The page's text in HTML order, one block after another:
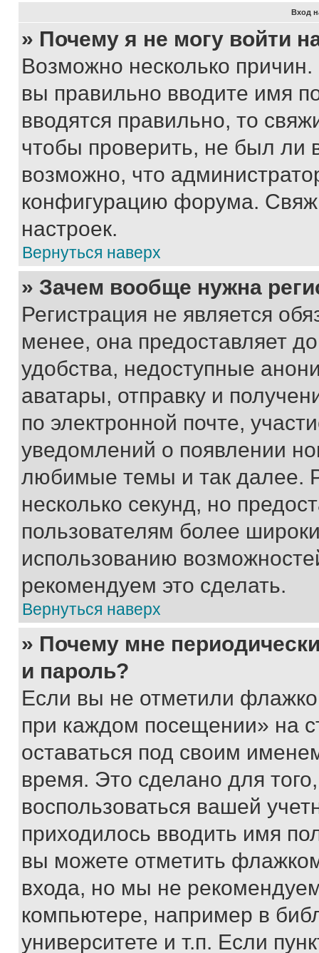
Вход
» Почему я не могу войти
Возможно несколько
вы правильно вводите имя
вводятся правильно, то
чтобы проверить, не был ли
возможно, что
конфигурацию форума.
настроек.
Вернуться наверх
» Зачем вообще нужна
Регистрация не является
менее, она предоставляет
удобства, недоступные
аватары, отправку и
по электронной почте,
уведомлений о появлении
любимые темы и так далее.
несколько секунд, но
пользователям более
использованию
рекомендуем это сделать.
Вернуться наверх
» Почему мне
и пароль?
Если вы не отметили
при каждом посещении» на
оставаться под своим
время. Это сделано для
воспользоваться вашей
приходилось вводить имя
вы можете отметить
входа, но мы не
компьютере, например в
университете и т.п. Если